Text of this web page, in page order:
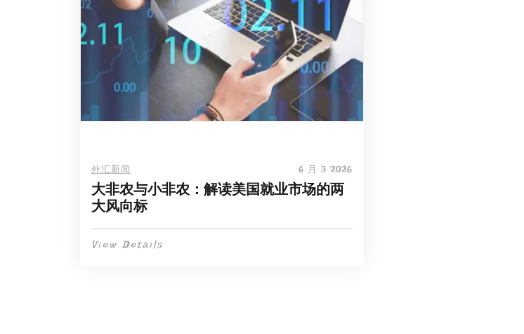
外汇新闻 6 月 3 2026
大非农与小非农：解读美国就业市场的两
大风向标
View Details